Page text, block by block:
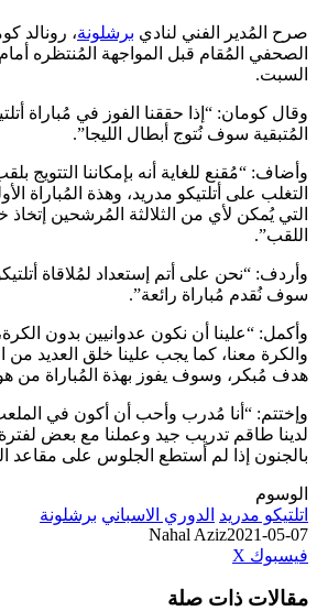
صرح المُدير الفني لنادي برشلونة، رونالد
الصحفي المُقام قبل المواجهة المُنتظره أمام
السبت.
وقال كومان: “إذا حققنا الفوز في مُباراة
المُتبقية سوف نُتوج أبطال الليجا”.
وأضاف: “مُقنع للغاية أنه بإمكاننا التتويج
التغلب على أتلتيكو مدريد، وهذة المُباراة
التي يُمكن لأي من الثلالثة المُرشحين
اللقب”.
وأردف: “نحن على أتم إستعداد لمُلاقاة
سوف نُقدم مُباراة رائعة”.
وأكمل: “علينا أن نكون عدوانيين بدون
والكرة معنا، كما يجب علينا خلق العديد
هدف مُبكر، وسوف يفوز بهذة المُباراة من
وإختتم: “أنا مُدرب وأحب أن أكون في
لدينا طاقم تدريب جيد وعملنا مع بعض
بالجنون إذا لم أستطع الجلوس على مقاعد
الوسوم
اتلتيكو مدريد الدوري الاسباني برشلونة
Nahal Aziz2021-05-07
فيسبوك ‫X
البريد
مقالات ذات صلة